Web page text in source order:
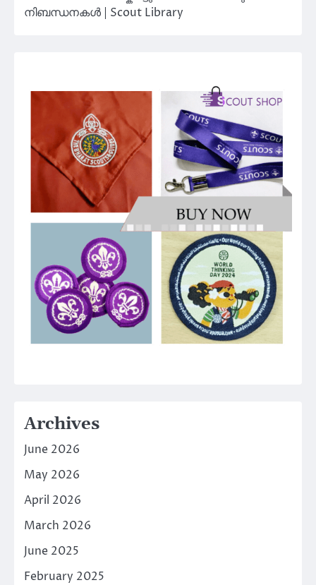
നിബന്ധനകൾ | Scout Library
Archives
June 2026
May 2026
April 2026
March 2026
June 2025
February 2025